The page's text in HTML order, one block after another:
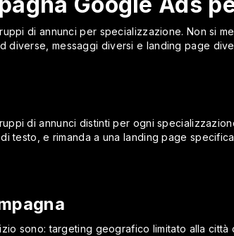
di annunci per specializzazione. Non si
diverse, messaggi diversi e landing page
di annunci distinti per ogni
testo, e rimanda a una landing page
sono: targeting geografico limitato alla città